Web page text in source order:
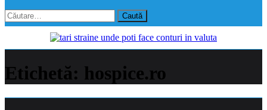
Caută
după:
Etichetă: hospice.ro